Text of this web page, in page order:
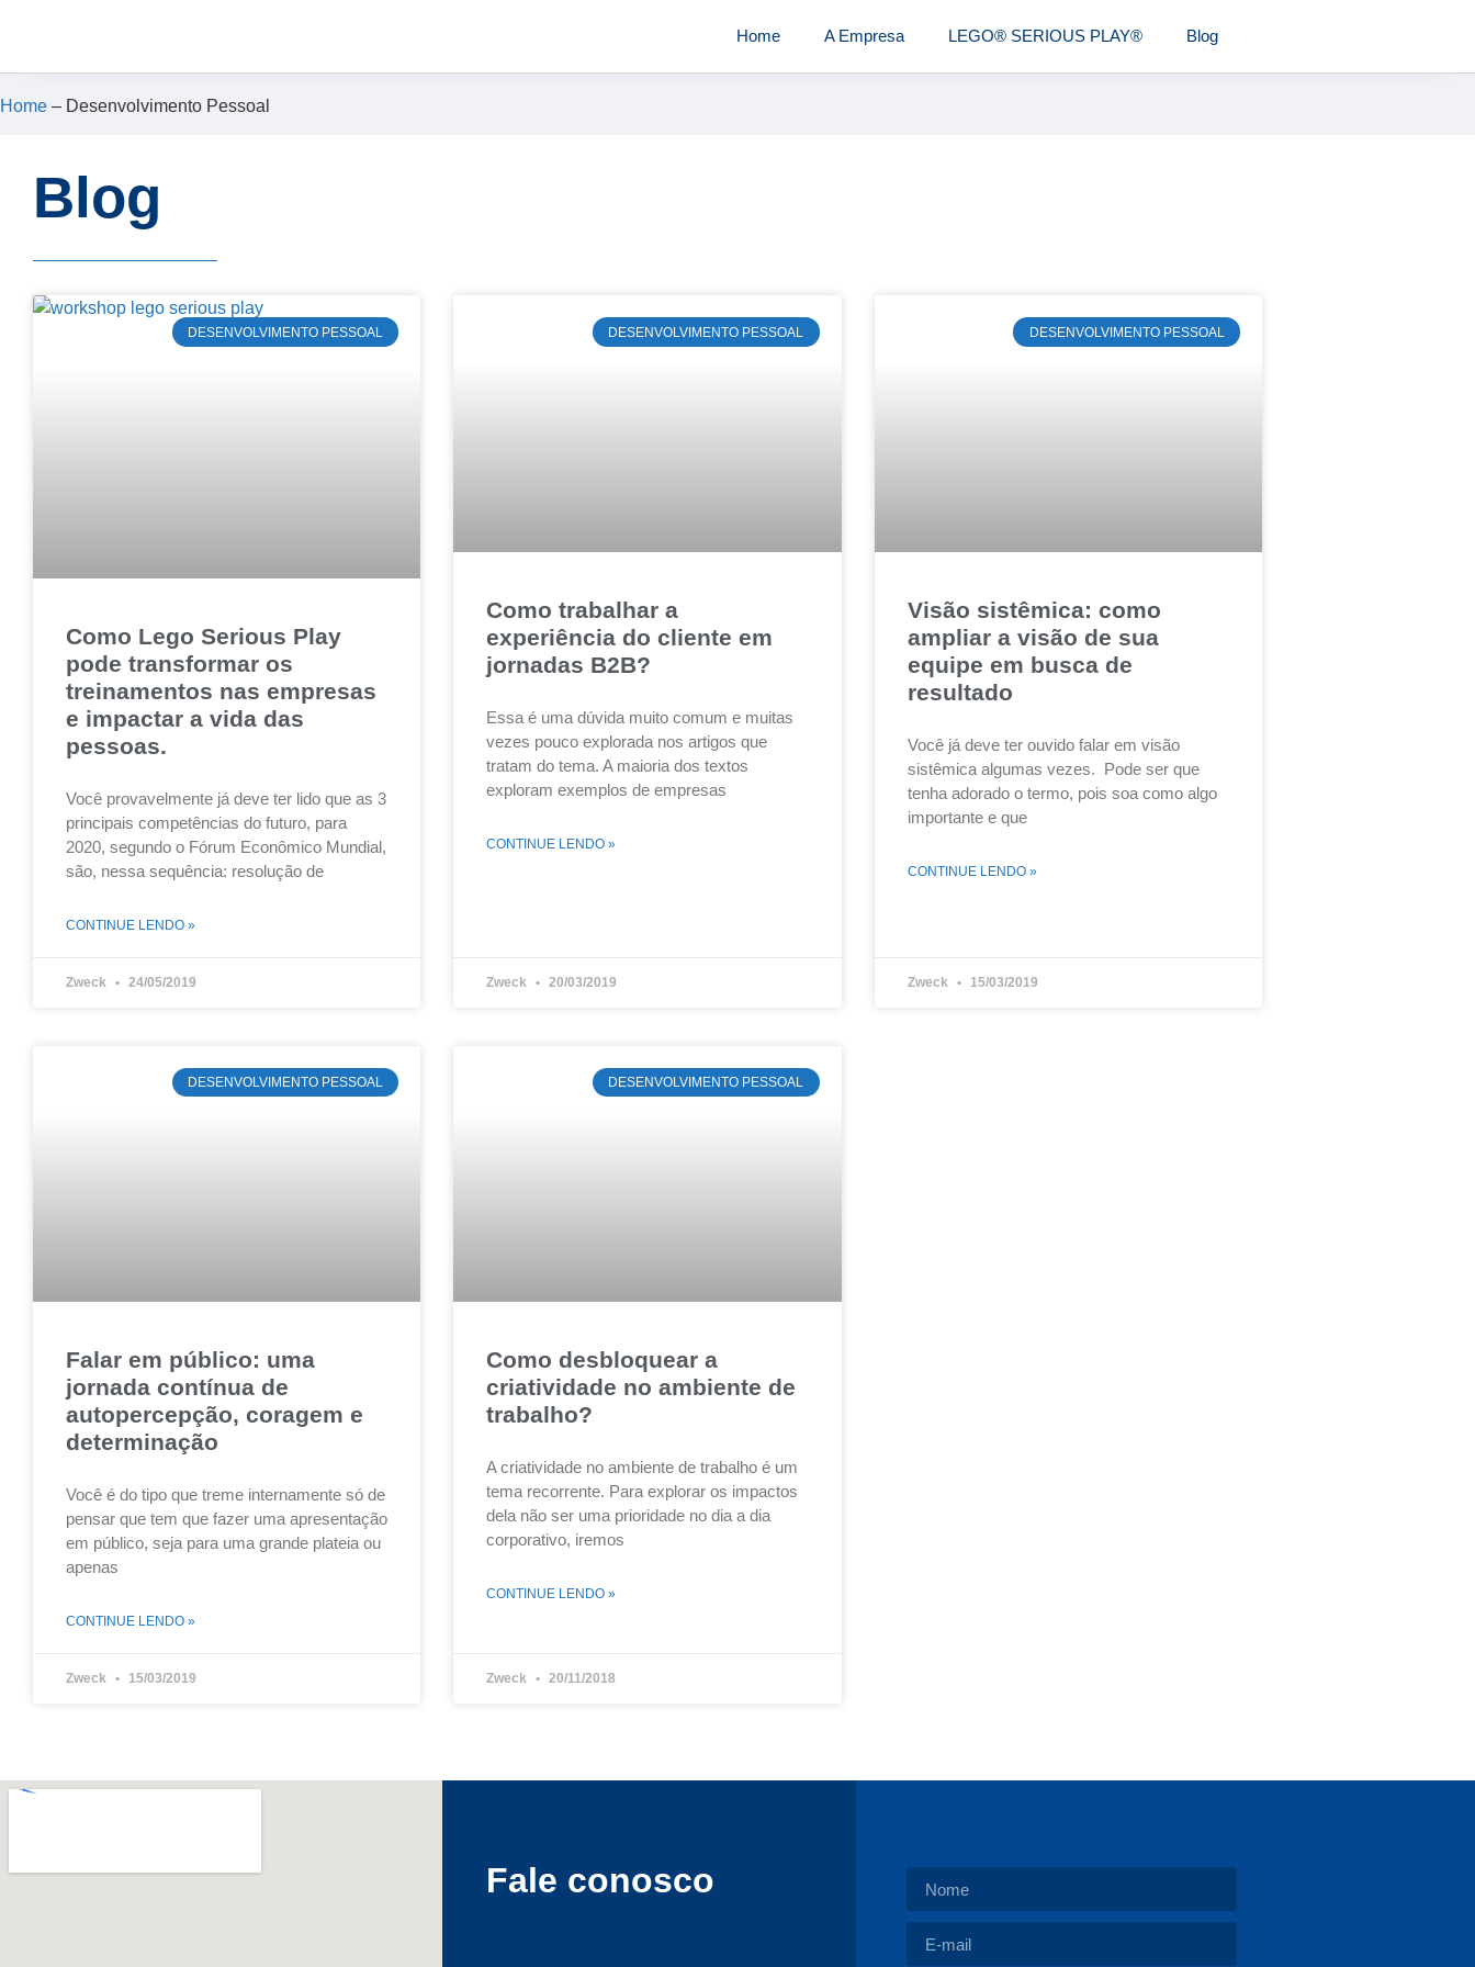
Home A Empresa LEGO® SERIOUS PLAY® Blog
Home – Desenvolvimento Pessoal
Blog
DESENVOLVIMENTO PESSOAL
Como Lego Serious Play
pode transformar os
treinamentos nas empresas
e impactar a vida das
pessoas.
Você provavelmente já deve ter lido que as 3
principais competências do futuro, para
2020, segundo o Fórum Econômico Mundial,
são, nessa sequência: resolução de
CONTINUE LENDO »
Zweck 24/05/2019
DESENVOLVIMENTO PESSOAL
Como trabalhar a
experiência do cliente em
jornadas B2B?
Essa é uma dúvida muito comum e muitas
vezes pouco explorada nos artigos que
tratam do tema. A maioria dos textos
exploram exemplos de empresas
CONTINUE LENDO »
Zweck 20/03/2019
DESENVOLVIMENTO PESSOAL
Visão sistêmica: como
ampliar a visão de sua
equipe em busca de
resultado
Você já deve ter ouvido falar em visão
sistêmica algumas vezes. Pode ser que
tenha adorado o termo, pois soa como algo
importante e que
CONTINUE LENDO »
Zweck 15/03/2019
DESENVOLVIMENTO PESSOAL
Falar em público: uma
jornada contínua de
autopercepção, coragem e
determinação
Você é do tipo que treme internamente só de
pensar que tem que fazer uma apresentação
em público, seja para uma grande plateia ou
apenas
CONTINUE LENDO »
Zweck 15/03/2019
DESENVOLVIMENTO PESSOAL
Como desbloquear a
criatividade no ambiente de
trabalho?
A criatividade no ambiente de trabalho é um
tema recorrente. Para explorar os impactos
dela não ser uma prioridade no dia a dia
corporativo, iremos
CONTINUE LENDO »
Zweck 20/11/2018
Fale conosco